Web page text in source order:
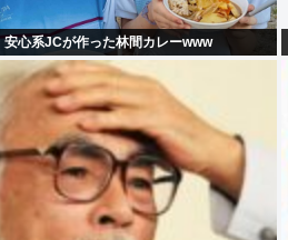
安心系JCが作った林間カレーwww